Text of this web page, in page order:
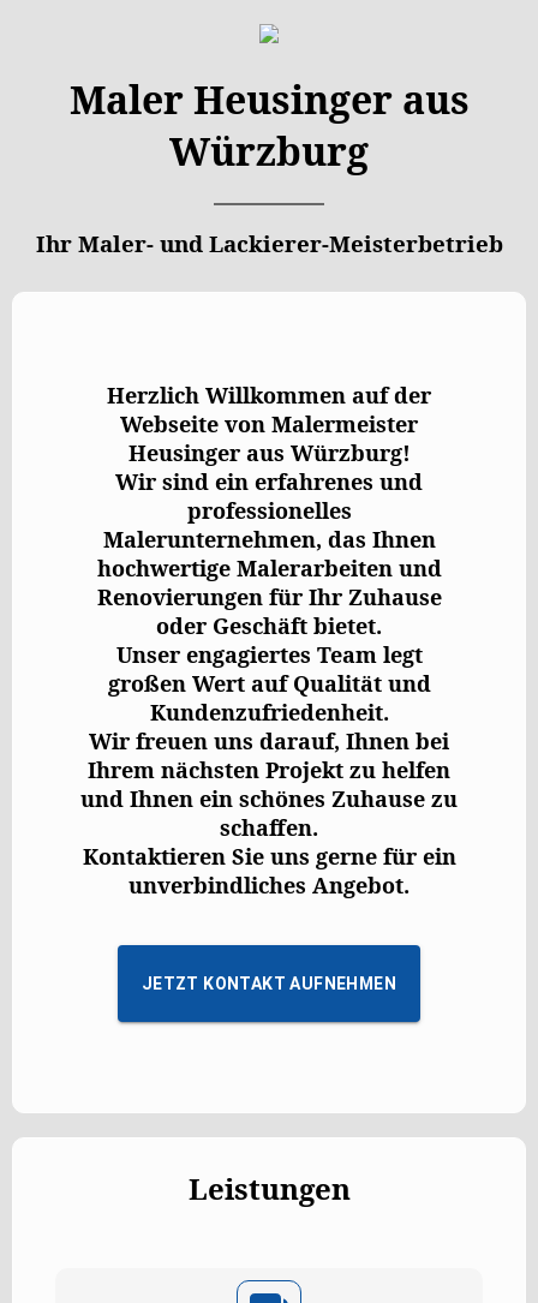
Maler Heusinger aus
Würzburg
Ihr Maler- und Lackierer-Meisterbetrieb
Herzlich Willkommen auf der
Webseite von Malermeister
Heusinger aus Würzburg!
Wir sind ein erfahrenes und
professionelles
Malerunternehmen, das Ihnen
hochwertige Malerarbeiten und
Renovierungen für Ihr Zuhause
oder Geschäft bietet.
Unser engagiertes Team legt
großen Wert auf Qualität und
Kundenzufriedenheit.
Wir freuen uns darauf, Ihnen bei
Ihrem nächsten Projekt zu helfen
und Ihnen ein schönes Zuhause zu
schaffen.
Kontaktieren Sie uns gerne für ein
unverbindliches Angebot.
JETZT KONTAKT AUFNEHMEN
Leistungen